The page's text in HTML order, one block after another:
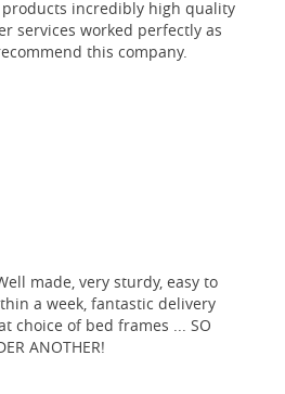
incredibly high quality
services worked perfectly as
this company.
made, very sturdy, easy to
a week, fantastic delivery
choice of bed frames ... SO
ANOTHER!